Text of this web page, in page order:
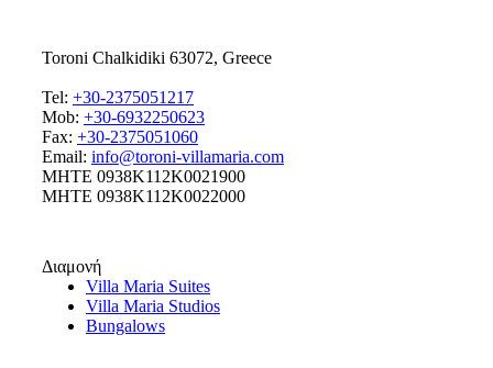
Toroni Chalkidiki 63072, Greece
Tel: +30-2375051217
Mob: +30-6932250623
Fax: +30-2375051060
Email: info@toroni-villamaria.com
MHTE 0938K112K0021900
MHTE 0938K112K0022000
Διαμονή
Villa Maria Suites
Villa Maria Studios
Bungalows